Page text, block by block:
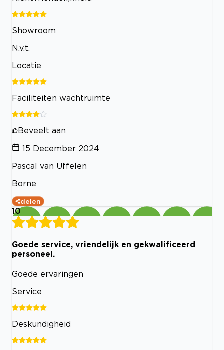
Showroom
N.v.t.
Locatie
Faciliteiten wachtruimte
Beveelt aan
15 December 2024
Pascal van Uffelen
Borne
delen
10
Goede service, vriendelijk en gekwalificeerd
personeel.
Goede ervaringen
Service
Deskundigheid